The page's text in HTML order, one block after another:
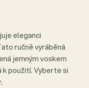
eleganci
ručně vyráběná
jemným voskem
k použití. Vyberte si